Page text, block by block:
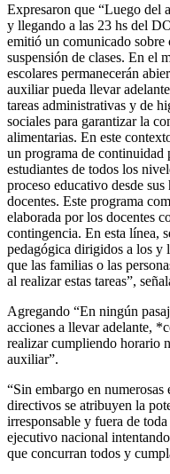
Expresaron que “Luego del
y llegando a las 23 hs del
emitió un comunicado sobre
suspensión de clases. En el
escolares permanecerán
auxiliar pueda llevar
tareas administrativas y de
sociales para garantizar la
alimentarias. En este
un programa de continuidad
estudiantes de todos los
proceso educativo desde
docentes. Este programa
elaborada por los docentes
contingencia. En esta línea,
pedagógica dirigidos a los y
que las familias o las
al realizar estas tareas”,
Agregando “En ningún
acciones a llevar adelante,
realizar cumpliendo horario
auxiliar”.
“Sin embargo en
directivos se atribuyen la
irresponsable y fuera de
ejecutivo nacional
que concurran todos y